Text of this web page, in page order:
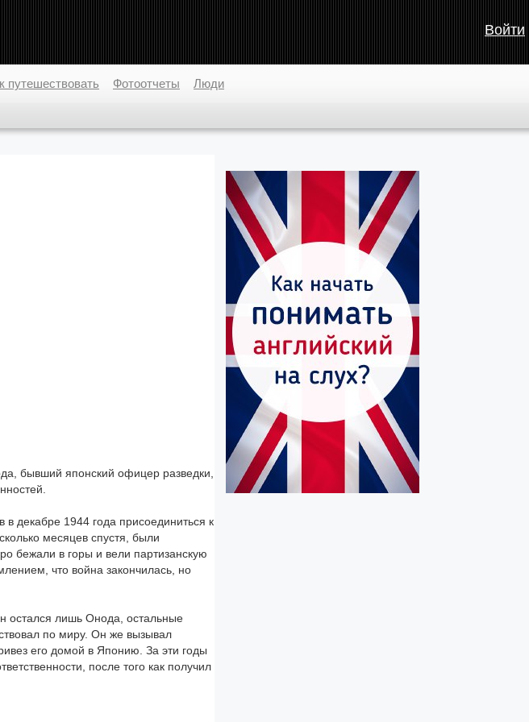
Войти
путешествовать Фотоотчеты Люди
бывший японский офицер разведки,
декабре 1944 года присоединиться к
месяцев спустя, были
бежали в горы и вели партизанскую
что война закончилась, но
остался лишь Онода, остальные
по миру. Он же вызывал
его домой в Японию. За эти годы
после того как получил